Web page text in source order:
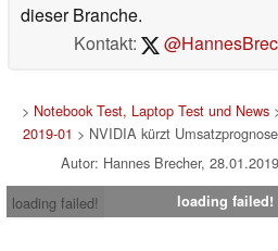
dieser Branche.
Kontakt:
> Notebook Test, Laptop Test und News
2019-01 > NVIDIA kürzt
Autor: Hannes Brecher,
loading failed!
loading failed!